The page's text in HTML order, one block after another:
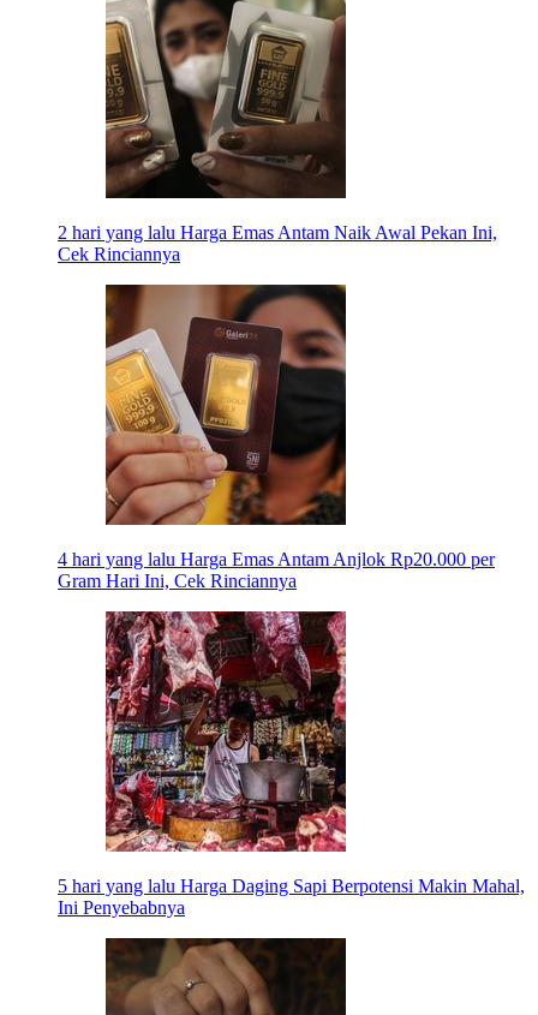
2 hari yang lalu Harga Emas Antam Naik Awal Pekan Ini,
Cek Rinciannya
4 hari yang lalu Harga Emas Antam Anjlok Rp20.000 per
Gram Hari Ini, Cek Rinciannya
5 hari yang lalu Harga Daging Sapi Berpotensi Makin Mahal,
Ini Penyebabnya